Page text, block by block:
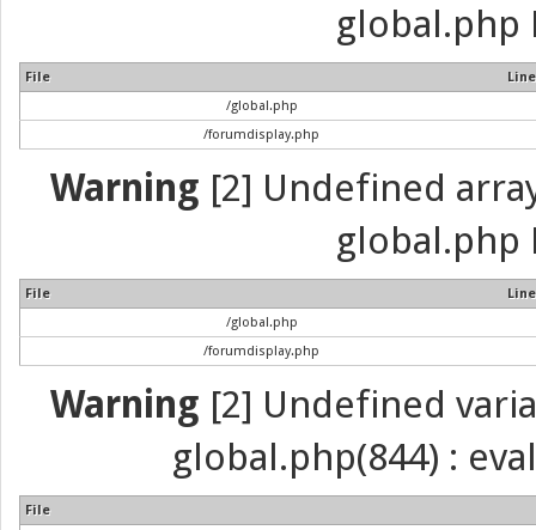
global.php
File
Line
/global.php
/forumdisplay.php
Warning [2] Undefined
global.php
File
Line
/global.php
/forumdisplay.php
Warning [2] Undefined
global.php(844) :
File